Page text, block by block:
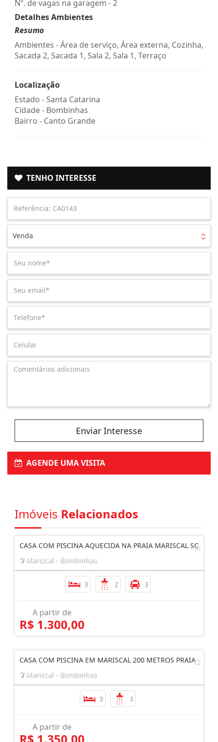
Nº. de vagas na garagem - 2
Detalhes Ambientes
Resumo
Ambientes - Área de serviço, Área externa, Cozinha,
Sacada 2, Sacada 1, Sala 2, Sala 1, Terraço
Localização
Estado -Santa Catarina
Cidade - Bombinhas
Bairro - Canto Grande
TENHO INTERESSE
Venda
Enviar Interesse
AGENDE UMA VISITA
Imóveis Relacionados
CASA COM PISCINA AQUECIDA NA PRAIA MARISCAL SC
Mariscal - Bombinhas
3 2 3
A partir de
R$ 1.300,00
CASA COM PISCINA EM MARISCAL 200 METROS PRAIA
Mariscal - Bombinhas
3 3
A partir de